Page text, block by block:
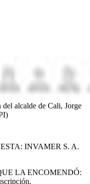
del alcalde de Cali, Jorge
INVAMER S. A.
LA ENCOMENDÓ: